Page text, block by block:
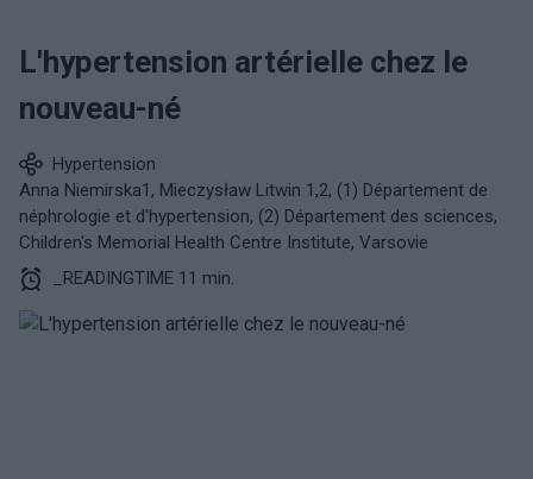
L'hypertension artérielle chez le
nouveau-né
Hypertension
Anna Niemirska1, Mieczysław Litwin 1,2, (1) Département de
néphrologie et d'hypertension, (2) Département des sciences,
Children's Memorial Health Centre Institute, Varsovie
_READINGTIME 11 min.